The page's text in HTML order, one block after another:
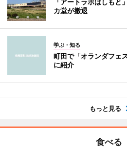
「アートラボはしも
カ堂が撤退
学ぶ・知る
町田で「オランダフェ
に紹介
もっと見る
食べる